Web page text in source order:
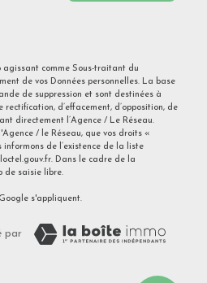
comme Sous-traitant du
de vos Données personnelles. La base
de suppression et sont destinées à
d’effacement, d’opposition, de
directement l’Agence / Le Réseau.
/ le Réseau, que vos droits «
de l’existence de la liste
. Dans le cadre de la
de saisie libre.
s'appliquent.
par